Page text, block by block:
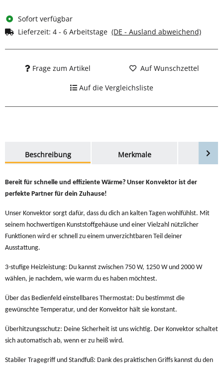
Sofort verfügbar
Lieferzeit: 4 - 6 Arbeitstage (DE - Ausland abweichend)
Frage zum Artikel Auf Wunschzettel
Auf die Vergleichsliste
Beschreibung
Merkmale
Bereit für schnelle und effiziente Wärme? Unser Konvektor ist der
perfekte Partner für dein Zuhause!
Unser Konvektor sorgt dafür, dass du dich an kalten Tagen wohlfühlst. Mit
seinem hochwertigen Kunststoffgehäuse und einer Vielzahl nützlicher
Funktionen wird er schnell zu einem unverzichtbaren Teil deiner
Ausstattung.
3-stufige Heizleistung: Du kannst zwischen 750 W, 1250 W und 2000 W
wählen, je nachdem, wie warm du es haben möchtest.
Über das Bedienfeld einstellbares Thermostat: Du bestimmst die
gewünschte Temperatur, und der Konvektor hält sie konstant.
Überhitzungsschutz: Deine Sicherheit ist uns wichtig. Der Konvektor schaltet
sich automatisch ab, wenn er zu heiß wird.
Stabiler Tragegriff und Standfuß: Dank des praktischen Griffs kannst du den